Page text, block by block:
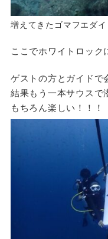
増えてきたゴマフエダイ
ここでホワイトロック
ゲストの方とガイドで
結果もう一本サウスで
もちろん楽しい！！！